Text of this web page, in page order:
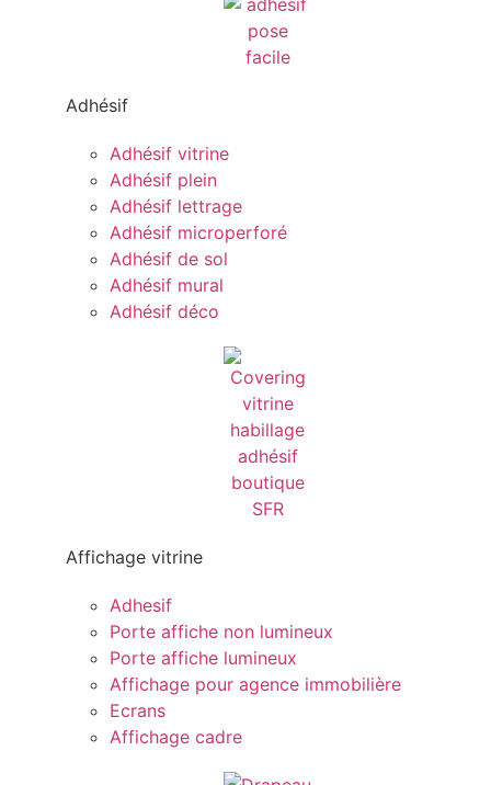
Adhésif
Adhésif vitrine
Adhésif plein
Adhésif lettrage
Adhésif microperforé
Adhésif de sol
Adhésif mural
Adhésif déco
Affichage vitrine
Adhesif
Porte affiche non lumineux
Porte affiche lumineux
Affichage pour agence immobilière
Ecrans
Affichage cadre